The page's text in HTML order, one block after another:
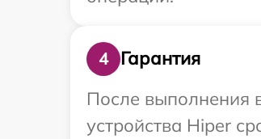
4
Гарантия
После выполнения
устройства Hiper